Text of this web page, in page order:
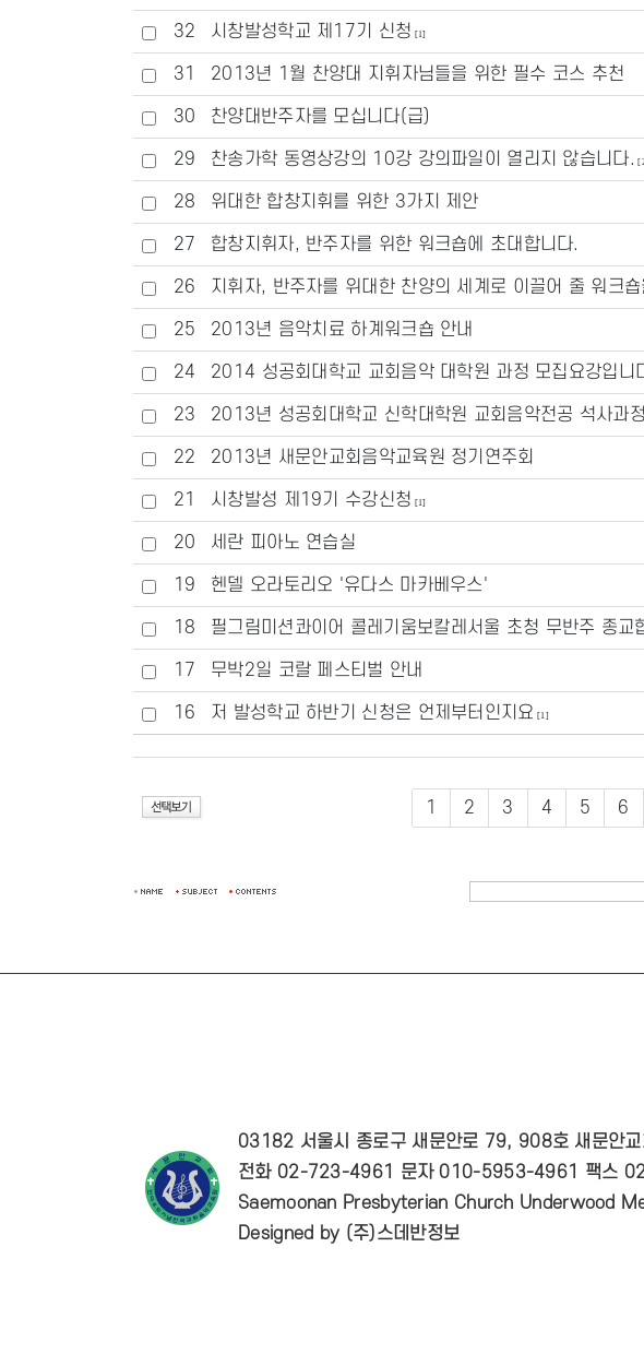
32 시창발성학교 제17기 신청 [1]
31 2013년 1월 찬양대 지휘자님들을 위한 필수 코스 추천
30 찬양대반주자를 모십니다(급)
29 찬송가학 동영상강의 10강 강의파일이 열리지 않습니다.
28 위대한 합창지휘를 위한 3가지 제안
27 합창지휘자, 반주자를 위한 워크숍에 초대합니다.
26 지휘자, 반주자를 위대한 찬양의 세계로 이끌어 줄 워크
25 2013년 음악치료 하계워크숍 안내
24 2014 성공회대학교 교회음악 대학원 과정 모집요강입니
23 2013년 성공회대학교 신학대학원 교회음악전공 석사과
22 2013년 새문안교회음악교육원 정기연주회
21 시창발성 제19기 수강신청 [1]
20 세란 피아노 연습실
19 헨델 오라토리오 '유다스 마카베우스'
18 필그림미션콰이어 콜레기움보칼레서울 초청 무반주 종교
17 무박2일 코랄 페스티벌 안내
16 저 발성학교 하반기 신청은 언제부터인지요 [1]
1 2 3 4 5 6
03182 서울시 종로구 새문안로 79, 908호 새문안교
전화 02-723-4961 문자 010-5953-4961 팩스
Saemoonan Presbyterian Church Underwood
Designed by (주)스데반정보